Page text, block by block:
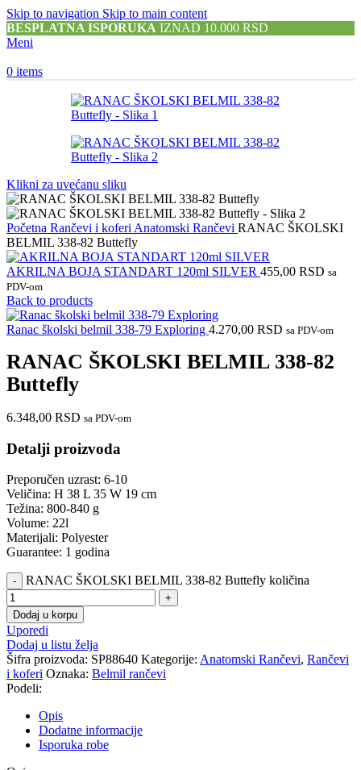
Skip to navigation Skip to main content
BESPLATNA ISPORUKA IZNAD 10.000 RSD
Meni
0 items
Klikni za uvećanu sliku
Početna Rančevi i koferi Anatomski Rančevi RANAC ŠKOLSKI
BELMIL 338-82 Buttefly
AKRILNA BOJA STANDART 120ml SILVER 455,00 RSD sa
PDV-om
Back to products
Ranac školski belmil 338-79 Exploring 4.270,00 RSD sa PDV-om
RANAC ŠKOLSKI BELMIL 338-82
Buttefly
6.348,00 RSD sa PDV-om
Detalji proizvoda
Preporučen uzrast: 6-10
Veličina: H 38 L 35 W 19 cm
Težina: 800-840 g
Volume: 22l
Materijali: Polyester
Guarantee: 1 godina
RANAC ŠKOLSKI BELMIL 338-82 Buttefly količina
Dodaj u korpu
Uporedi
Dodaj u listu želja
Šifra proizvoda: SP88640 Kategorije: Anatomski Rančevi, Rančevi
i koferi Oznaka: Belmil rančevi
Podeli:
Opis
Dodatne informacije
Isporuka robe